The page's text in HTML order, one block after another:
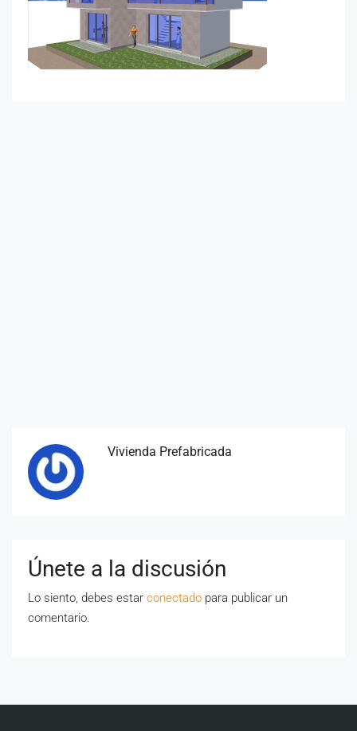
Vivienda Prefabricada
Únete a la discusión
Lo siento, debes estar conectado para publicar un
comentario.